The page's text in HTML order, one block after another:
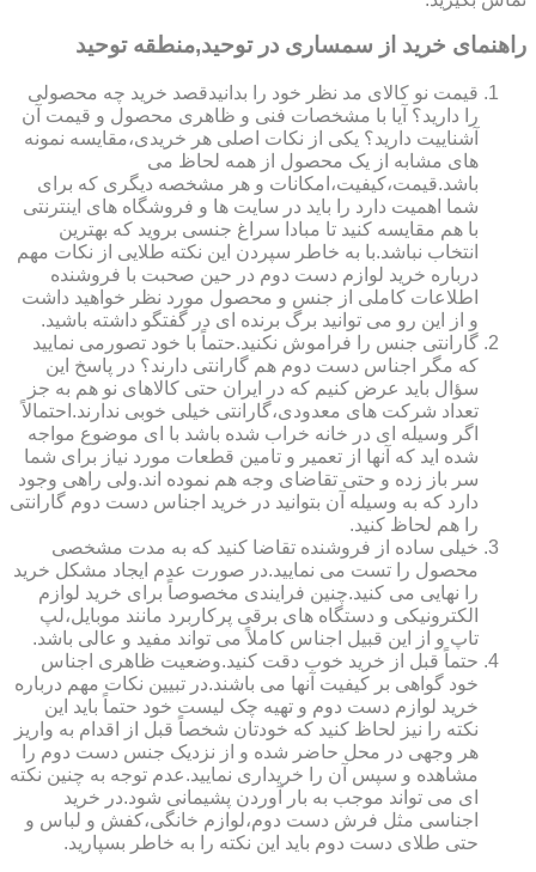
راهنمای خرید از سمساری در توحید,منطقه توحید
قیمت نو کالای مد نظر خود را بدانیدقصد خرید چه محصولی
را دارید؟ آیا با مشخصات فنی و ظاهری محصول و قیمت آن
آشناییت دارید؟ یکی از نکات اصلی هر خریدی،مقایسه نمونه
های مشابه از یک محصول از همه لحاظ می
باشد.قیمت،کیفیت،امکانات و هر مشخصه دیگری که برای
شما اهمیت دارد را باید در سایت ها و فروشگاه های اینترنتی
با هم مقایسه کنید تا مبادا سراغ جنسی بروید که بهترین
انتخاب نباشد.با به خاطر سپردن این نکته طلایی از نکات مهم
درباره خرید لوازم دست دوم در حین صحبت با فروشنده
اطلاعات کاملی از جنس و محصول مورد نظر خواهید داشت
و از این رو می توانید برگ برنده ای در گفتگو داشته باشید.
گارانتی جنس را فراموش نکنید.حتماً با خود تصورمی نمایید
که مگر اجناس دست دوم هم گارانتی دارند؟ در پاسخ این
سؤال باید عرض کنیم که در ایران حتی کالاهای نو هم به جز
تعداد شرکت های معدودی،گارانتی خیلی خوبی ندارند.احتمالاً
اگر وسیله ای در خانه خراب شده باشد با ای موضوع مواجه
شده اید که آنها از تعمیر و تامین قطعات مورد نیاز برای شما
سر باز زده و حتی تقاضای وجه هم نموده اند.ولی راهی وجود
دارد که به وسیله آن بتوانید در خرید اجناس دست دوم گارانتی
را هم لحاظ کنید.
خیلی ساده از فروشنده تقاضا کنید که به مدت مشخصی
محصول را تست می نمایید.در صورت عدم ایجاد مشکل خرید
را نهایی می کنید.چنین فرایندی مخصوصاً برای خرید لوازم
الکترونیکی و دستگاه های برقی پرکاربرد مانند موبایل،لپ
تاپ و از این قبیل اجناس کاملاً می تواند مفید و عالی باشد.
حتماً قبل از خرید خوب دقت کنید.وضعیت ظاهری اجناس
خود گواهی بر کیفیت آنها می باشند.در تبیین نکات مهم درباره
خرید لوازم دست دوم و تهیه چک لیست خود حتماً باید این
نکته را نیز لحاظ کنید که خودتان شخصاً قبل از اقدام به واریز
هر وجهی در محل حاضر شده و از نزدیک جنس دست دوم را
مشاهده و سپس آن را خریداری نمایید.عدم توجه به چنین نکته
ای می تواند موجب به بار آوردن پشیمانی شود.در خرید
اجناسی مثل فرش دست دوم،لوازم خانگی،کفش و لباس و
حتی طلای دست دوم باید این نکته را به خاطر بسپارید.